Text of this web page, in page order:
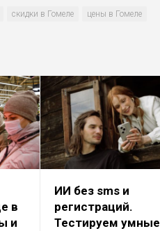
скидки в Гомеле цены в Гомеле
в
и
ИИ без sms и
регистраций.
Тестируем умные